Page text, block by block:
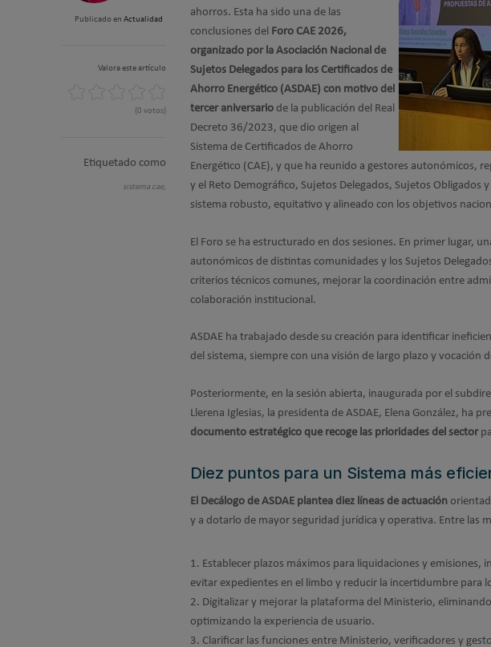
Publicado en Actualidad
Valora este artículo
(0 votos)
Etiquetado como
sistema cae,
ahorros. Esta ha sido una de las
conclusiones del Foro CAE 2026,
organizado por la Asociación Nacional de
Sujetos Delegados para los Certificados de
Ahorro Energético (ASDAE) con motivo del
tercer aniversario de la publicación del Real
Decreto 36/2023, que dio origen al
Sistema de Certificados de Ahorro
Energético (CAE), y que ha reunido a gestores autonómicos,
y el Reto Demográfico, Sujetos Delegados, Sujetos Obligados
sistema robusto, equitativo y alineado con los objetivos
El Foro se ha estructurado en dos sesiones. En primer lugar,
autonómicos de distintas comunidades y los Sujetos
criterios técnicos comunes, mejorar la coordinación entre
colaboración institucional.
ASDAE ha trabajado desde su creación para identificar
del sistema, siempre con una visión de largo plazo y vocación
Posteriormente, en la sesión abierta, inaugurada por el
Llerena Iglesias, la presidenta de ASDAE, Elena González, ha
documento estratégico que recoge las prioridades del sector
Diez puntos para un Sistema más
El Decálogo de ASDAE plantea diez líneas de actuación
y a dotarlo de mayor seguridad jurídica y operativa. Entre las
Establecer plazos máximos para liquidaciones y
evitar expedientes en el limbo y reducir la incertidumbre para
Digitalizar y mejorar la plataforma del Ministerio,
optimizando la experiencia de usuario.
Clarificar las funciones entre Ministerio, verificadores y